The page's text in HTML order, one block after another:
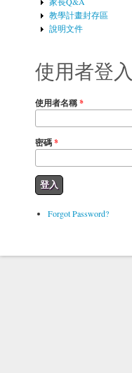
教學計畫封存區
說明文件
使用者登入
使用者名稱*
密碼*
Forgot Password?